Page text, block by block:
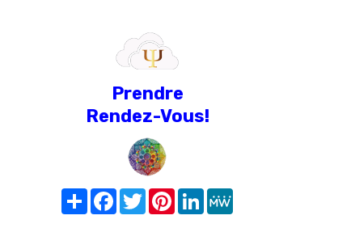
Prendre
Rendez-Vous!
Share FacebookTwitterPinterest
LinkedIn